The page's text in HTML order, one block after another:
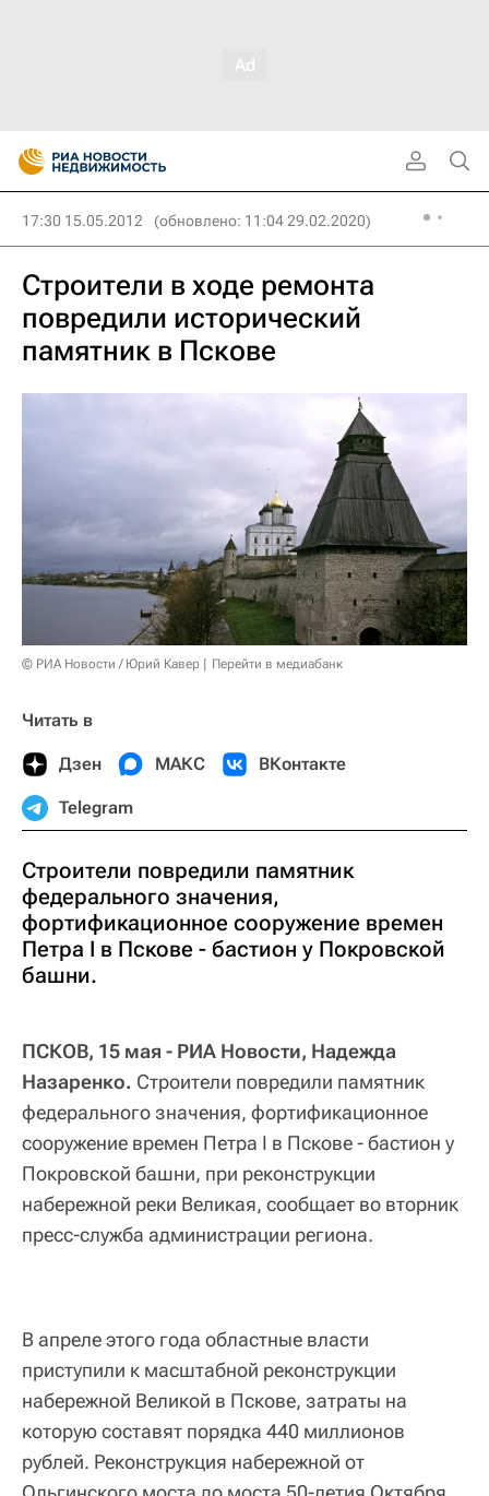
17:30 15.05.2012 (обновлено: 11:04 29.02.2020)
Строители в ходе ремонта
повредили исторический
памятник в Пскове
© РИА Новости / Юрий Кавер Перейти в медиабанк
Читать в
Дзен МАКС ВКонтакте
Telegram
Строители повредили памятник
федерального значения,
фортификационное сооружение времен
Петра I в Пскове - бастион у Покровской
башни.
ПСКОВ, 15 мая - РИА Новости, Надежда
Назаренко. Строители повредили памятник
федерального значения, фортификационное
сооружение времен Петра I в Пскове - бастион у
Покровской башни, при реконструкции
набережной реки Великая, сообщает во вторник
пресс-служба администрации региона.
В апреле этого года областные власти
приступили к масштабной реконструкции
набережной Великой в Пскове, затраты на
которую составят порядка 440 миллионов
рублей. Реконструкция набережной от